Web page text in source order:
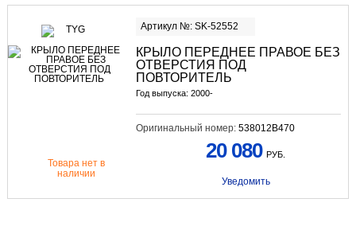
Артикул №: SK-52552
КРЫЛО ПЕРЕДНЕЕ ПРАВОЕ БЕЗ
ОТВЕРСТИЯ ПОД
ПОВТОРИТЕЛЬ
Год выпуска: 2000-
Оригинальный номер: 538012B470
Товара нет в
наличии
20 080 РУБ.
Уведомить